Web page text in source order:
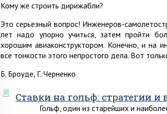
Кому же строить дирижабли?
Это серьезный вопрос! Инженеров-
лет надо упорно учиться, затем пройти
хорошим авиаконструктором. Конечно, и на
все тонкости этого непростого дела. Вот
Б. Броуде, Г. Черненко
Ставки на гольф: стратегии
Гольф, один из старейших и